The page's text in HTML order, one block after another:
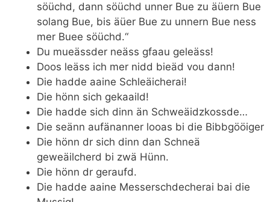
söüchd, dann söüchd unner Bue zu äüern Bue
solang Bue, bis äüer Bue zu unnern Bue ness
mer Buee söüchd.“
Du mueässder neäss gfaau geleäss!
Doos leäss ich mer nidd bieäd vou dann!
Die hadde aaine Schleäicherai!
Die hönn sich gekaaild!
Die hadde sich dinn än Schweäidzkossde…
Die seänn aufänanner looas bi die Bibbgööiger
Die hönn dr sich dinn dan Schneä
geweäilcherd bi zwä Hünn.
Die hönn dr geraufd.
Die hadde aaine Messerschdecherai bai die